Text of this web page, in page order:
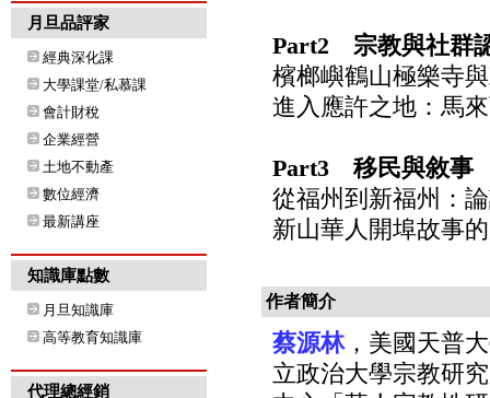
月旦品評家
經典深化課
大學課堂/私慕課
會計財稅
企業經營
土地不動產
數位經濟
最新講座
知識庫點數
月旦知識庫
高等教育知識庫
代理總經銷
Part2 宗教與社群
檳榔嶼鶴山極樂寺
進入應許之地：馬
Part3 移民與敘事
從福州到新福州：
新山華人開埠故事
作者簡介
蔡源林，美國天普
立政治大學宗教研